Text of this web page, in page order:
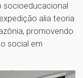
socioeducacional
alia teoria
promovendo
social em